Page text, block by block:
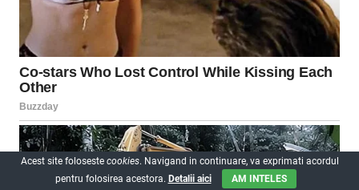
Acest site foloseste cookies. Navigand in continuare, va exprimati acordul
pentru folosirea acestora. Detalii aici AM INTELES